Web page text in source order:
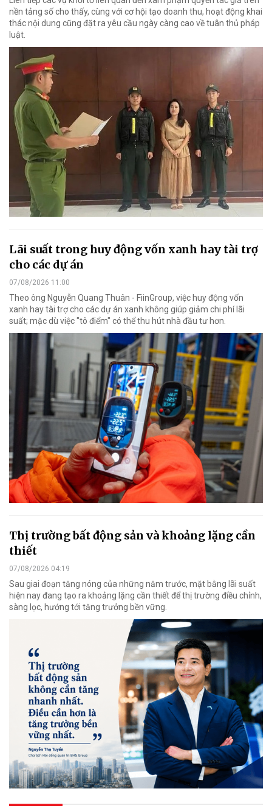
nền tảng số cho thấy, cùng với cơ hội tạo doanh thu, hoạt động khai
thác nội dung cũng đặt ra yêu cầu ngày càng cao về tuân thủ pháp
luật.
Lãi suất trong huy động vốn xanh hay tài trợ
cho các dự án
07/08/2026 11:00
Theo ông Nguyễn Quang Thuân - FiinGroup, việc huy động vốn
xanh hay tài trợ cho các dự án xanh không giúp giảm chi phí lãi
suất; mặc dù việc "tô điểm" có thể thu hút nhà đầu tư hơn.
Thị trường bất động sản và khoảng lặng cần
thiết
07/08/2026 04:19
Sau giai đoạn tăng nóng của những năm trước, mặt bằng lãi suất
hiện nay đang tạo ra khoảng lặng cần thiết để thị trường điều chỉnh,
sàng lọc, hướng tới tăng trưởng bền vững.